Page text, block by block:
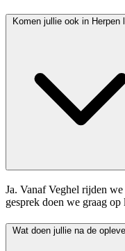
Komen jullie ook
Ja. Vanaf Veghel rijden
gesprek doen we graag op
Wat doen jullie